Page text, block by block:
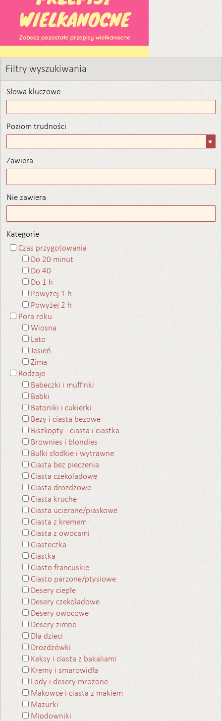
Filtry wyszukiwania
Słowa kluczowe
Poziom trudności
trudności
Zawiera
Nie zawiera
Kategorie
Czas przygotowania
Do 20 minut
Do 40
Do 1 h
Powyżej 1 h
Powyżej 2 h
Pora roku
Wiosna
Lato
Jesień
Zima
Rodzaje
Babeczki i muffinki
Babki
Batoniki i cukierki
Bezy i ciasta bezowe
Biszkopty - ciasta i ciastka
Brownies i blondies
Bułki słodkie i wytrawne
Ciasta bez pieczenia
Ciasta czekoladowe
Ciasta drożdżowe
Ciasta kruche
Ciasta ucierane/piaskowe
Ciasta z kremem
Ciasta z owocami
Ciasteczka
Ciastka
Ciasto francuskie
Ciasto parzone/ptysiowe
Desery ciepłe
Desery czekoladowe
Desery owocowe
Desery zimne
Dla dzieci
Drożdżówki
Keksy i ciasta z bakaliami
Kremy i smarowidła
Lody i desery mrożone
Makowce i ciasta z makiem
Mazurki
Miodowniki